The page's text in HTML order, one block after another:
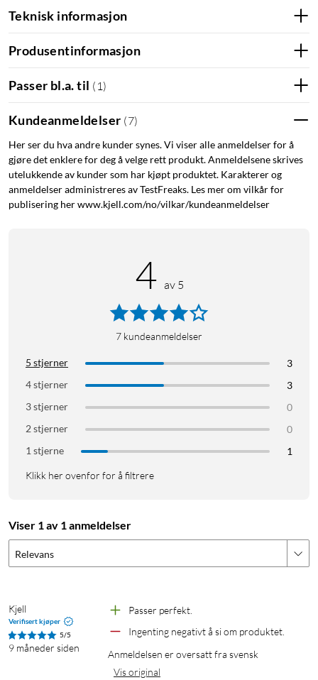
Glatt og responsiv – skjermen beholder sine egenskaper
I pakken
Skjermbeskytter i herdet glass
Mikrofiberklut
Rengjøringsmiddel
Monteringsguider
Teknisk informasjon
Produsentinformasjon
Passer bl.a. til ( 1 )
Kundeanmeldelser (7)
Her ser du hva andre kunder synes. Vi viser alle anmeldelser for å
gjøre det enklere for deg å velge rett produkt. Anmeldelsene skrives
utelukkende av kunder som har kjøpt produktet. Karakterer og
anmeldelser administreres av TestFreaks. Les mer om vilkår for
publisering her www.kjell.com/no/vilkar/kundeanmeldelser
4 av 5
7 kundeanmeldelser
5 stjerner
3
4 stjerner
3
3 stjerner
0
2 stjerner
0
1 stjerne
1
Klikk her ovenfor for å filtrere
Viser 1 av 1 anmeldelser
Relevans
Kjell
Verifisert kjøper
5/5
9 måneder siden
Passer perfekt.
Ingenting negativt å si om produktet.
Anmeldelsen er oversatt fra svensk
Vis original